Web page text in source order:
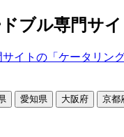
ブル専門サ
愛知県 大阪府 京都